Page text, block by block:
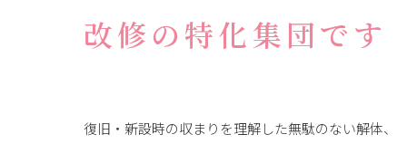
改修の特化集団です
復旧・新設時の収まりを理解した無駄のない解体、